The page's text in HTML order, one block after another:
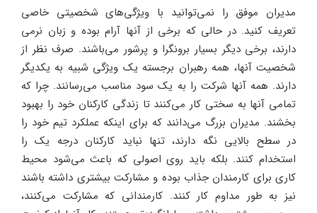
مدیران موفق را نمی‌توانید با ویژگی‌های شخصیتی خاصی
تعریف کنید. در حالی که برخی از آنها آرام بوده و زبان نرمی
دارند، برخی دیگر بسیار برونگرا و پرشور می‌باشند. صرف نظر از
شخصیت آنها، همه رهبران برجسته یک ویژگی شبیه به یکدیگر
دارند. همه آنها شرکت را به یک سود مناسب می‌رسانند. چرا که
تمامی آنها به سختی کار می‌کنند تا زندگی کارکنان خود را بهبود
بخشند. مدیران بزرگ می‌دانند که برای اینکه عملکرد تیم خود را
در سطح بالایی نگه دارند، تنها نباید کارکنان درجه یک را
استخدام کنند. بلکه باید روی اصولی که باعث می‌شود محیط
کاری برای کارمندان جذاب بوده و مشارکت بیشتری داشته باشند
نیز به طور مداوم کار کنند. کارمندانی که مشارکت می‌کنند،